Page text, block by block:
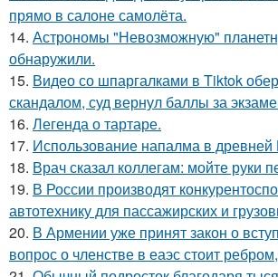
прямо в салоне самолёта.
14. Астрономы "Невозможную"
обнаружили.
15. Видео со шпаргалками в Tiktok
скандалом, суд вернул баллы за
16. Легенда о тартаре.
17. Использование напалма в древней
18. Врач сказал коллегам: мойте руки
19. В России производят
автотехнику для пассажирских и
20. В Армении уже принят закон о
вопрос о членстве в еаэс стоит